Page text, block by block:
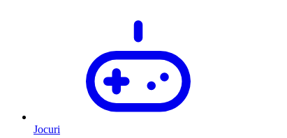
Jocuri